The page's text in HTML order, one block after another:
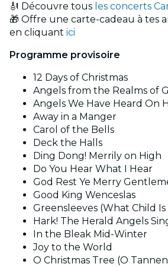
🎻 Découvre tous les concerts
🎁 Offre une carte-cadeau à tes
en cliquant ici
Programme provisoire
12 Days of Christmas
Angels from the Realms of
Angels We Have Heard On
Away in a Manger
Carol of the Bells
Deck the Halls
Ding Dong! Merrily on High
Do You Hear What I Hear
God Rest Ye Merry
Good King Wenceslas
Greensleeves (What Child Is
Hark! The Herald Angels
In the Bleak Mid-Winter
Joy to the World
O Christmas Tree (O